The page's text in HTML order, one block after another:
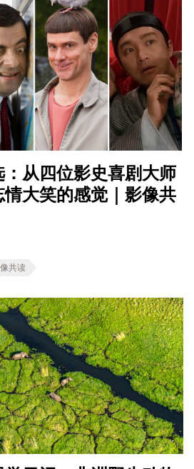
从四位影史喜剧大师
大笑的感觉｜影像共
共读